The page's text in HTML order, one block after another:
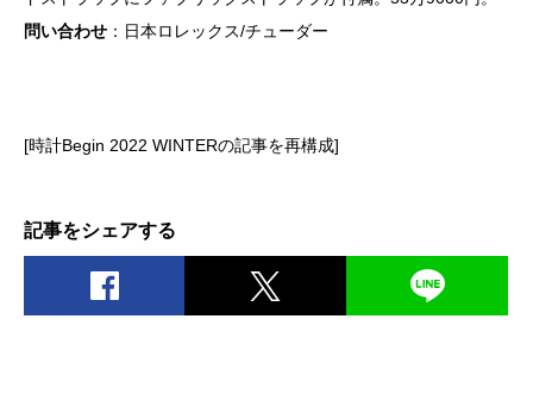
問い合わせ ：日本ロレックス/チューダー
[時計Begin 2022 WINTERの記事を再構成]
記事をシェアする